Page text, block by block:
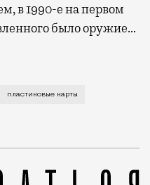
в 1990-е на первом
было оружие…
может рассказать о
пластиковые карты